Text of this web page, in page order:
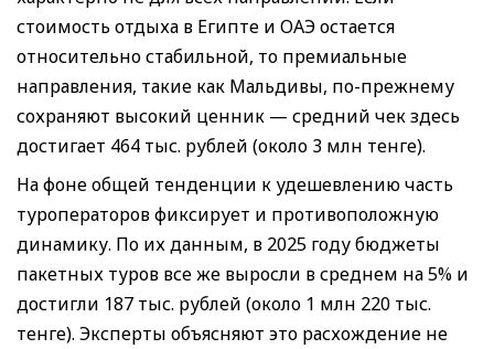
стоимость отдыха в Египте и ОАЭ остается
относительно стабильной, то премиальные
направления, такие как Мальдивы, по-прежнему
сохраняют высокий ценник — средний чек здесь
достигает 464 тыс. рублей (около 3 млн тенге).
На фоне общей тенденции к удешевлению часть
туроператоров фиксирует и противоположную
динамику. По их данным, в 2025 году бюджеты
пакетных туров все же выросли в среднем на 5% и
достигли 187 тыс. рублей (около 1 млн 220 тыс.
тенге). Эксперты объясняют это расхождение не